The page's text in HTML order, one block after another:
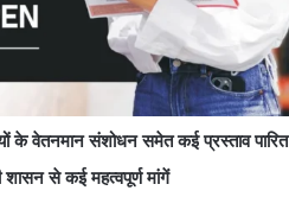
के वेतनमान संशोधन समेत कई प्रस्ताव पारित
शासन से कई महत्वपूर्ण मांगें